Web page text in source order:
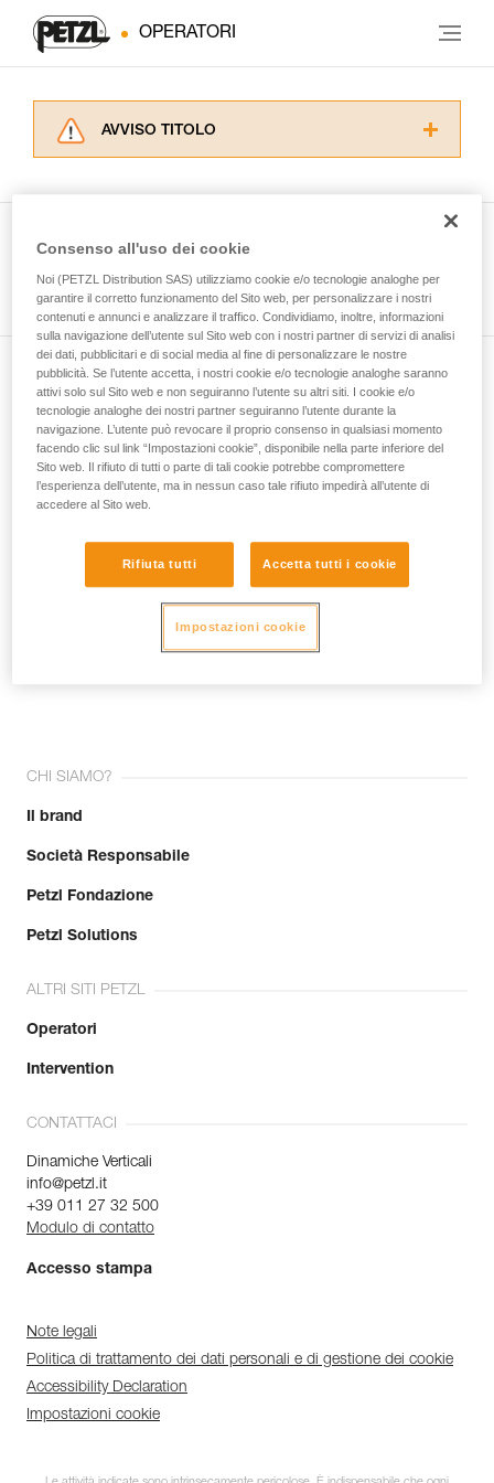
OPERATORI
AVVISO TITOLO
La padronanza di queste tecniche richiede una
formazione ed un addestramento specifico.
Verificate con un professionista la vostra
capacità di rifare la manovra, da soli, in piena
sicurezza, prima di riprodurla autonomamente.
Forniamo esempi di tecniche relative alla vostra
attività. Ne possono esistere altre che non
vengono qui descritte.
Guarda tutti i consigli tecnici
Iscriviti alla newsletter
e rimani connesso alle nostre novità
E-mail *
Unisciti alla community!
CHI SIAMO?
Il brand
Società Responsabile
Petzl Fondazione
Petzl Solutions
ALTRI SITI PETZL
Operatori
Intervention
CONTATTACI
Dinamiche Verticali
info@petzl.it
+39 011 27 32 500
Modulo di contatto
Accesso stampa
Note legali
Politica di trattamento dei dati personali e di gestione dei cookie
Accessibility Declaration
Impostazioni cookie
Consenso all'uso dei cookie
Noi (PETZL Distribution SAS) utilizziamo cookie e/o tecnologie analoghe per
garantire il corretto funzionamento del Sito web, per personalizzare i nostri
contenuti e annunci e analizzare il traffico. Condividiamo, inoltre, informazioni
sulla navigazione dell’utente sul Sito web con i nostri partner di servizi di analisi
dei dati, pubblicitari e di social media al fine di personalizzare le nostre
pubblicità. Se l’utente accetta, i nostri cookie e/o tecnologie analoghe saranno
attivi solo sul Sito web e non seguiranno l’utente su altri siti. I cookie e/o
tecnologie analoghe dei nostri partner seguiranno l’utente durante la
navigazione. L’utente può revocare il proprio consenso in qualsiasi momento
facendo clic sul link “Impostazioni cookie”, disponibile nella parte inferiore del
Sito web. Il rifiuto di tutti o parte di tali cookie potrebbe compromettere
l’esperienza dell’utente, ma in nessun caso tale rifiuto impedirà all’utente di
accedere al Sito web.
Rifiuta tutti Accetta tutti i cookie
Impostazioni cookie